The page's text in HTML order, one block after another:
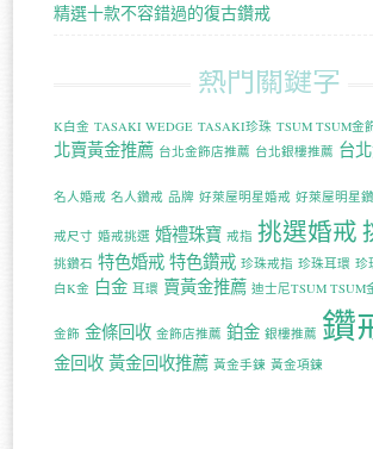
精選十款不容錯過的復古鑽戒
熱門關鍵字
K白金 TASAKI WEDGE TASAKI珍珠 TSUM TSUM金
北賣黃金推薦 台北金飾店推薦 台北銀樓推薦 台
名人婚戒 名人鑽戒 品牌 好萊屋明星婚戒 好萊屋明星
戒尺寸 婚戒挑選 婚禮珠寶 戒指 挑選婚戒
挑鑽石 特色婚戒 特色鑽戒 珍珠戒指 珍珠耳環 珍
白K金 白金 耳環 賣黃金推薦 迪士尼TSUM TSUM
金飾 金條回收 金飾店推薦 鉑金 銀樓推薦 鑽
金回收 黃金回收推薦 黃金手鍊 黃金項鍊